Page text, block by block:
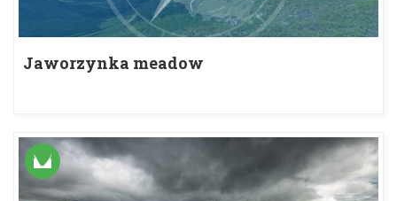
Jaworzynka meadow